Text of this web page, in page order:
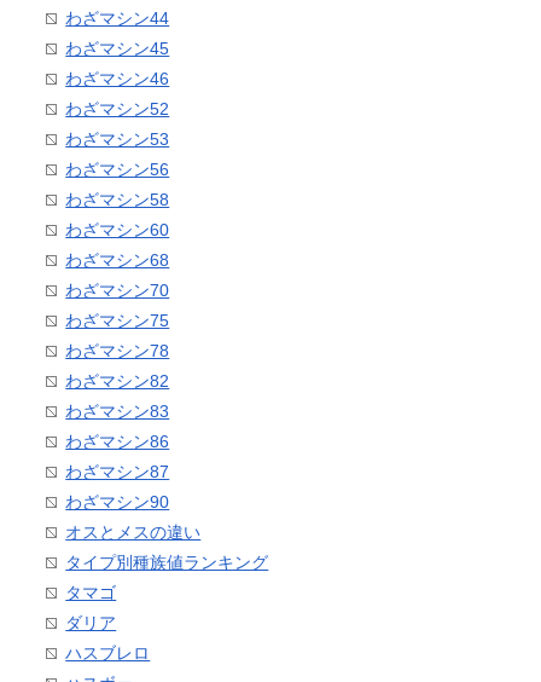
わざマシン44
わざマシン45
わざマシン46
わざマシン52
わざマシン53
わざマシン56
わざマシン58
わざマシン60
わざマシン68
わざマシン70
わざマシン75
わざマシン78
わざマシン82
わざマシン83
わざマシン86
わざマシン87
わざマシン90
オスとメスの違い
タイプ別種族値ランキング
タマゴ
ダリア
ハスブレロ